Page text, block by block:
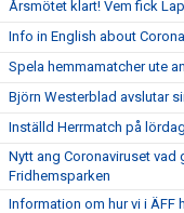
Årsmötet klart! Vem fick
Info in English about Corona
Spela hemmamatcher ute
Björn Westerblad avslutar
Inställd Herrmatch på
Nytt ang Coronaviruset vad
Fridhemsparken
Information om hur vi i ÄFF